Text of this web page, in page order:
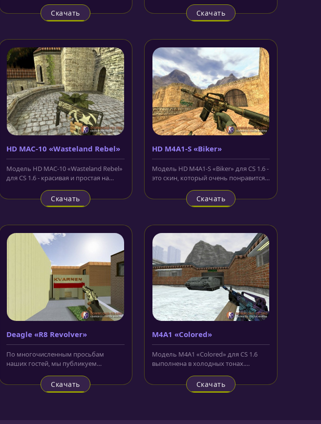
рисунком,...
Скачать Скачать
HD MAC-10 «Wasteland Rebel»
Модель HD MAC-10 «Wasteland Rebel»
для CS 1.6 - красивая и простая на
Скачать
HD M4A1-S «Biker»
Модель HD M4A1-S «Biker» для CS 1.6 -
это скин, который очень понравится
Скачать
Deagle «R8 Revolver»
По многочисленным просьбам
наших гостей, мы публикуем
Скачать
M4A1 «Colored»
Модель M4A1 «Colored» для CS 1.6
выполнена в холодных тонах.
Скачать